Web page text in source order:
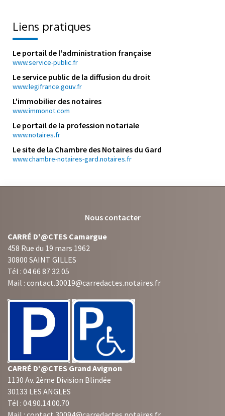
Liens pratiques
Le portail de l'administration française
www.service-public.fr
Le service public de la diffusion du droit
www.legifrance.gouv.fr
L'immobilier des notaires
www.immonot.com
Le portail de la profession notariale
www.notaires.fr
Le site de la Chambre des Notaires du Gard
www.chambre-notaires-gard.notaires.fr
Nous contacter
CARRÉ D'@CTES Camargue
458 Rue du 19 mars 1962
30800 SAINT GILLES
Tél : 04 66 87 32 05
Mail : contact.30019@carredactes.notaires.fr
CARRÉ D'@CTES Grand Avignon
1130 Av. 2ème Division Blindée
30133 LES ANGLES
Tél : 04.90.14.00.70